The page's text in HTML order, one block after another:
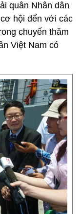
quân Nhân dân
hội đến với các
chuyến thăm
Việt Nam có